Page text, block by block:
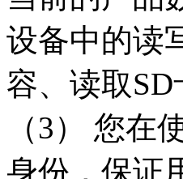
设备中的读
容、读取
（3） 您在
身份，保证